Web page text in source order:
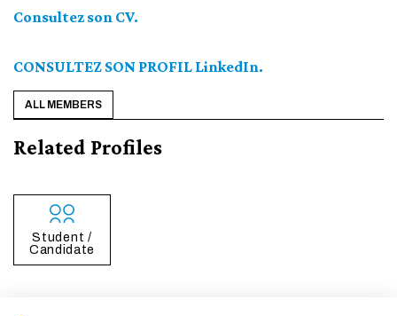
Consultez son CV.
CONSULTEZ SON PROFIL LinkedIn.
ALL MEMBERS
Related Profiles
Student /
Candidate